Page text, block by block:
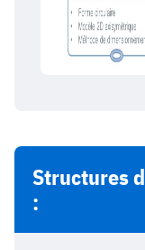
Structures
: